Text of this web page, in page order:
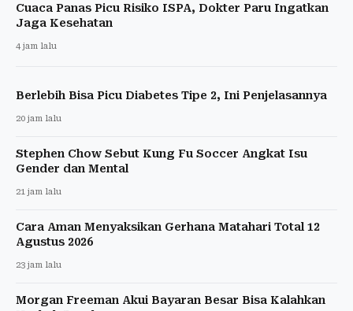
Cuaca Panas Picu Risiko ISPA, Dokter Paru Ingatkan
Jaga Kesehatan
4 jam lalu
Berlebih Bisa Picu Diabetes Tipe 2, Ini Penjelasannya
20 jam lalu
Stephen Chow Sebut Kung Fu Soccer Angkat Isu
Gender dan Mental
21 jam lalu
Cara Aman Menyaksikan Gerhana Matahari Total 12
Agustus 2026
23 jam lalu
Morgan Freeman Akui Bayaran Besar Bisa Kalahkan